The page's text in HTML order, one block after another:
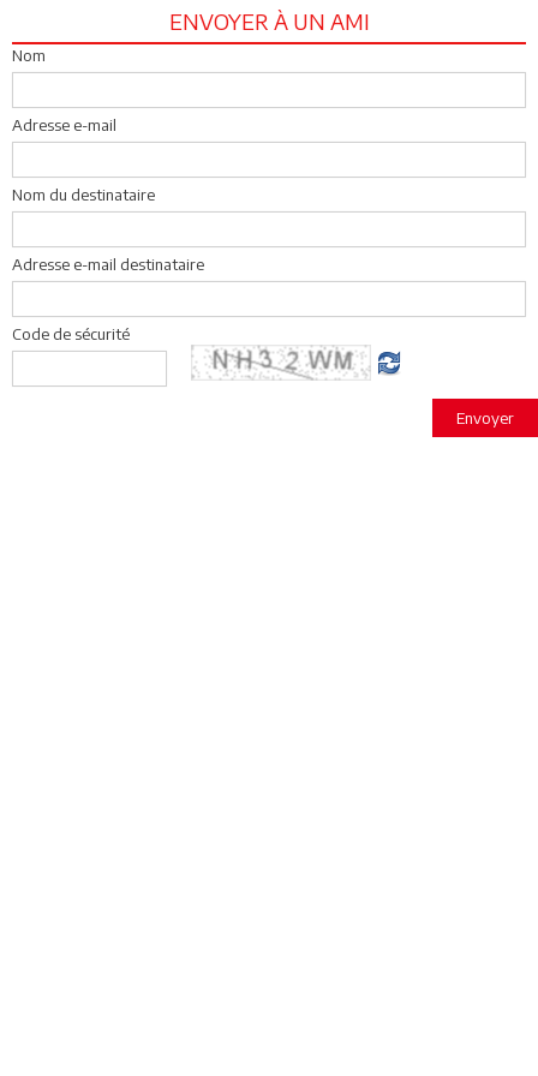
ENVOYER À UN AMI
Nom
Adresse e-mail
Nom du destinataire
Adresse e-mail destinataire
Code de sécurité
Envoyer